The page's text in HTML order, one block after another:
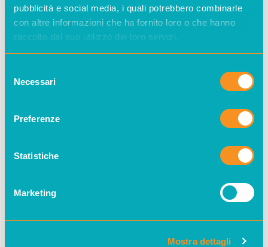
pubblicità e social media, i quali potrebbero combinarle
con altre informazioni che ha fornito loro o che hanno
raccolto dal suo utilizzo dei loro servizi.
delNecessari
Preferenze
Statistiche
Marketing
Mostra dettagli
Via Angelo